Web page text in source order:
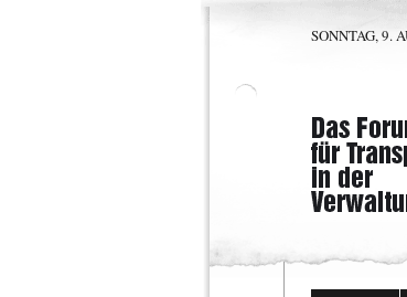
SONNTAG, 9.